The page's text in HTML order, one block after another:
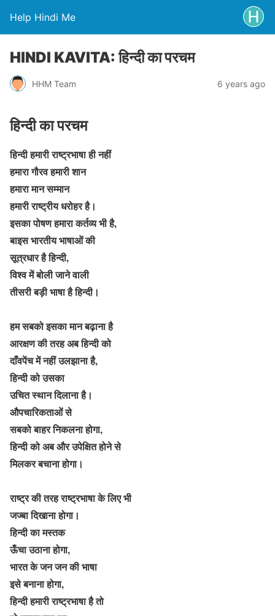
Help Hindi Me
HINDI KAVITA: हिन्दी का परचम
HHM Team 6 years ago
हिन्दी का परचम
हिन्दी हमारी राष्ट्रभाषा ही नहीं
हमारा गौरव हमारी शान
हमारा मान सम्मान
हमारी राष्ट्रीय धरोहर है।
इसका पोषण हमारा कर्तव्य भी है,
बाइस भारतीय भाषाओं की
सूत्रधार है हिन्दी,
विश्व में बोली जाने वाली
तीसरी बड़ी भाषा है हिन्दी।
हम सबको इसका मान बढ़ाना है
आरक्षण की तरह अब हिन्दी को
दाँवपेंच में नहीं उलझाना है,
हिन्दी को उसका
उचित स्थान दिलाना है।
औपचारिकताओं से
सबको बाहर निकलना होगा,
हिन्दी को अब और उपेक्षित होने से
मिलकर बचाना होगा।
राष्ट्र की तरह राष्ट्रभाषा के लिए भी
जज्बा दिखाना होगा।
हिन्दी का मस्तक
ऊँचा उठाना होगा,
भारत के जन जन की भाषा
इसे बनाना होगा,
हिन्दी हमारी राष्ट्रभाषा है तो